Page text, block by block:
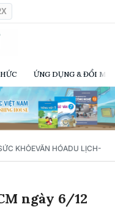
ỨNG DỤNG & ĐỔI
KHỎEVĂN HÓADU LỊCH-
ngày 6/12